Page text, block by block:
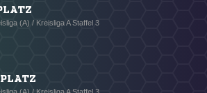
(A) / Kreisliga A Staffel 3